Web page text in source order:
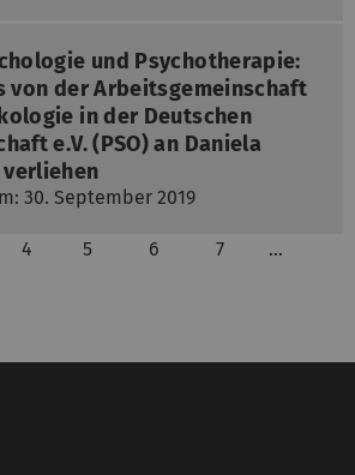
und Psychotherapie:
von der Arbeitsgemeinschaft
in der Deutschen
e.V. (PSO) an Daniela
30. September 2019
4 5 6 7
…